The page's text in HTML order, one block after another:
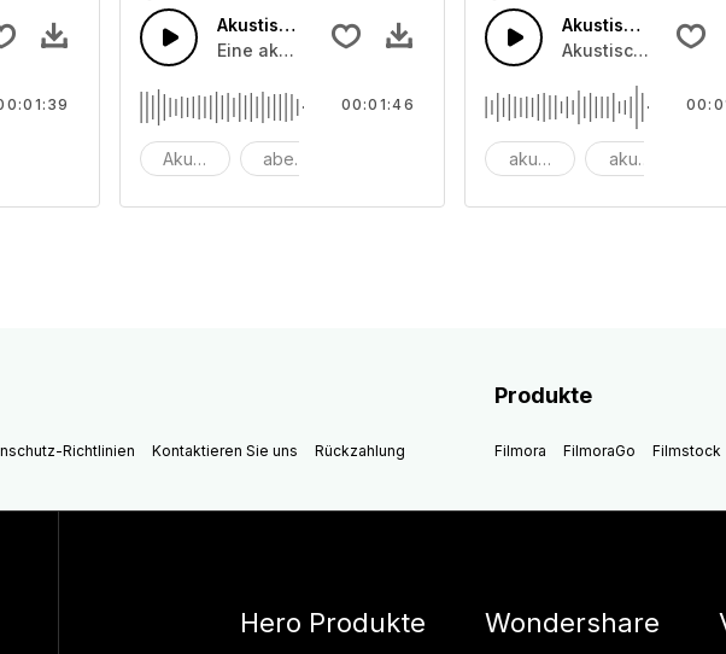
Geräuschkulisse
Synthesizer-Pads Geräuschkulisse.
Akustischer Reise-Folk
Eine akustische Volksgitarre mit_x000D_ trommeln und
Akustik abenteuer
00:01:46
Akustischer
Akustische
akustisch akustische
Richtlinien Kontaktieren Sie uns Rückzahlung
Produkte
Filmora FilmoraGo Filmstock
Hero Produkte Wondershare